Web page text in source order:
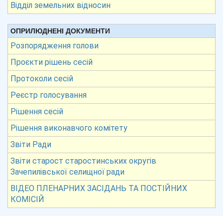
Відділ земельних відносин
ОПРИЛЮДНЕНІ ДОКУМЕНТИ
Розпорядження голови
Проєкти рішень сесій
Протоколи сесій
Реєстр голосування
Рішення сесій
Рішення виконавчого комітету
Звіти Ради
Звіти старост старостинських округів
Зачепилівської селищної ради
ВІДЕО ПЛЕНАРНИХ ЗАСІДАНЬ ТА ПОСТІЙНИХ
КОМІСІЙ